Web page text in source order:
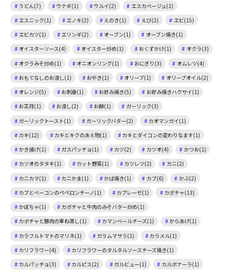
うどん(7)
ウナギ(1) ウルイ(2)
エスカベージュ(1)
エスニック(1)
エノキ(2) えのき(1) えび(2)
エビ(15)
エビカツ(1)
エリンギ(2) オーブン(1)
オーブン焼き(1)
オイスターソース(4)
オイスター炒め(1) おくずかけ(1)
オクラ(3)
オクラみそ炒め(1)
オニオンリング(1) おにぎり(3)
オムレツ(4)
おもてなしのお浸し(1)
おやき(1) オリーブ(1)
オリーブオイル(2)
オレンジ(5)
お刺身(1) お好み焼き(5)
お好み焼きハクサイ(1)
お正月(1)
お浸し(2) お餅(1)
ガーリック(3)
ガーリックトースト(1)
ガーリックバター(2)
カオマンガイ(1)
カキ(12)
カキとキクのあえ物(1)
カキとダイコンの変わりなます(1)
かき揚げ(1)
ガスパッチョ(1) カツ(2) カツオ(4)
かつお(1)
カツオのタタキ(1)
カット野菜(1) カツレツ(2)
カニ(2)
カニカマ(1)
カニかま(1) かば焼き(1) カブ(6)
かぶ(2)
カブとベーコンのペペロンチーノ(1)
カプレーゼ(1)
カボチャ(13)
かぼちゃ(1)
カボチャと牛肉のみそバター炒め(1)
カボチャと豚肉の重ね蒸し(1)
カマンベールチーズ(1)
からあげ(1)
カラフルトマトのマリネ(1)
ガラムマサラ(1)
カラメル(1)
カリフラワー(4)
カリフラワーのタルタルソースチーズ焼き(1)
カルパッチョ(3)
カルピス(2) ガルビュー(1)
カルボナーラ(1)